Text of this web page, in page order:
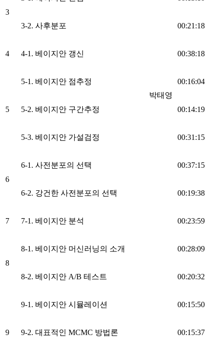
박태영
3
3-2. 사후분포 00:21:18
4 4-1. 베이지안 갱신 00:38:18
5
5-1. 베이지안 점추정 00:16:04
5-2. 베이지안 구간추정 00:14:19
5-3. 베이지안 가설검정 00:31:15
6
6-1. 사전분포의 선택 00:37:15
6-2. 강건한 사전분포의 선택 00:19:38
7 7-1. 베이지안 분석 00:23:59
8
8-1. 베이지안 머신러닝의 소개 00:28:09
8-2. 베이지안 A/B 테스트 00:20:32
9
9-1. 베이지안 시뮬레이션 00:15:50
9-2. 대표적인 MCMC 방법론 00:15:37